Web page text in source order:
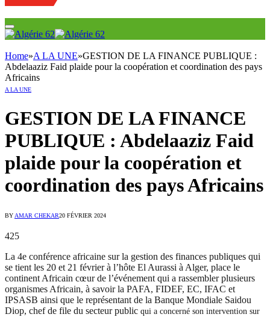
Home»A LA UNE»GESTION DE LA FINANCE PUBLIQUE :
Abdelaaziz Faid plaide pour la coopération et coordination des pays
Africains
A LA UNE
GESTION DE LA FINANCE
PUBLIQUE : Abdelaaziz Faid
plaide pour la coopération et
coordination des pays Africains
BYAMAR CHEKAR20 FÉVRIER 2024
425
La 4e conférence africaine sur la gestion des finances publiques qui
se tient les 20 et 21 février à l’hôte El Aurassi à Alger, place le
continent Africain cœur de l’événement qui a rassembler plusieurs
organismes Africain, à savoir la PAFA, FIDEF, EC, IFAC et
IPSASB ainsi que le représentant de la Banque Mondiale Saidou
Diop, chef de file du secteur public qui a concerné son intervention sur